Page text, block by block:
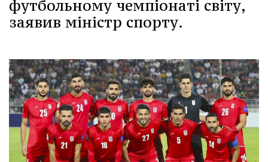
футбольному чемпіонаті світу,
заявив міністр спорту.